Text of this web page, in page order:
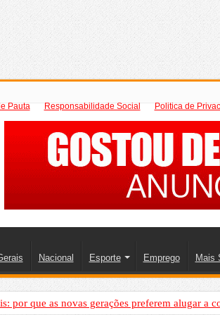
Pauta Responsabilidade Social Politica de
Nacional Esporte Emprego Mais
por que as novas gerações preferem alugar a